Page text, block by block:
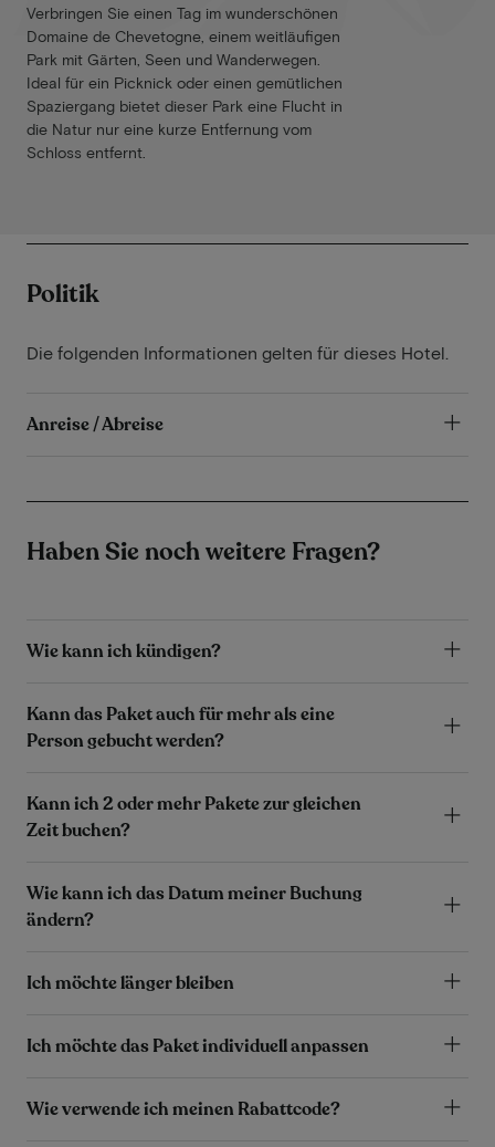
Verbringen Sie einen Tag im wunderschönen
Domaine de Chevetogne, einem weitläufigen
Park mit Gärten, Seen und Wanderwegen.
Ideal für ein Picknick oder einen gemütlichen
Spaziergang bietet dieser Park eine Flucht in
die Natur nur eine kurze Entfernung vom
Schloss entfernt.
Politik
Die folgenden Informationen gelten für dieses Hotel.
Anreise / Abreise
Haben Sie noch weitere Fragen?
Wie kann ich kündigen?
Kann das Paket auch für mehr als eine
Person gebucht werden?
Kann ich 2 oder mehr Pakete zur gleichen
Zeit buchen?
Wie kann ich das Datum meiner Buchung
ändern?
Ich möchte länger bleiben
Ich möchte das Paket individuell anpassen
Wie verwende ich meinen Rabattcode?